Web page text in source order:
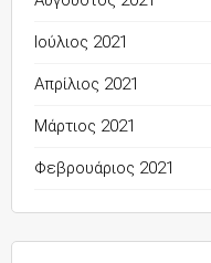
Ιούλιος 2021
Απρίλιος 2021
Μάρτιος 2021
Φεβρουάριος 2021